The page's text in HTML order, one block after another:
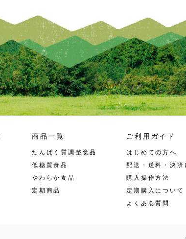
商品一覧
たんぱく質調整食品
低糖質食品
やわらか食品
定期商品
ご利用ガイド
はじめての方へ
配送・送料・決済
購入操作方法
定期購入について
よくある質問